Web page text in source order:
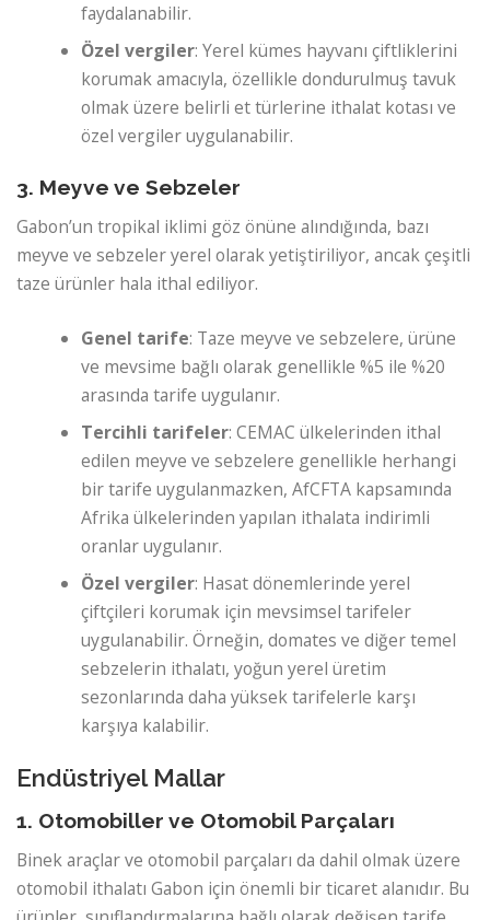
faydalanabilir.
Özel vergiler: Yerel kümes hayvanı çiftliklerini
korumak amacıyla, özellikle dondurulmuş tavuk
olmak üzere belirli et türlerine ithalat kotası ve
özel vergiler uygulanabilir.
3. Meyve ve Sebzeler
Gabon’un tropikal iklimi göz önüne alındığında, bazı
meyve ve sebzeler yerel olarak yetiştiriliyor, ancak çeşitli
taze ürünler hala ithal ediliyor.
Genel tarife: Taze meyve ve sebzelere, ürüne
ve mevsime bağlı olarak genellikle %5 ile %20
arasında tarife uygulanır.
Tercihli tarifeler: CEMAC ülkelerinden ithal
edilen meyve ve sebzelere genellikle herhangi
bir tarife uygulanmazken, AfCFTA kapsamında
Afrika ülkelerinden yapılan ithalata indirimli
oranlar uygulanır.
Özel vergiler: Hasat dönemlerinde yerel
çiftçileri korumak için mevsimsel tarifeler
uygulanabilir. Örneğin, domates ve diğer temel
sebzelerin ithalatı, yoğun yerel üretim
sezonlarında daha yüksek tarifelerle karşı
karşıya kalabilir.
Endüstriyel Mallar
1. Otomobiller ve Otomobil Parçaları
Binek araçlar ve otomobil parçaları da dahil olmak üzere
otomobil ithalatı Gabon için önemli bir ticaret alanıdır. Bu